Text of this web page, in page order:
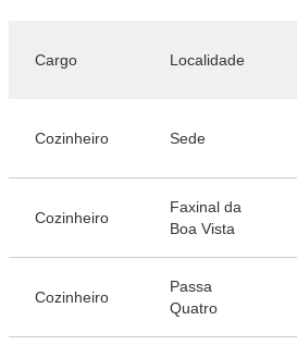
Cargo Localidade
Cozinheiro Sede
Cozinheiro
Faxinal da
Boa Vista
Cozinheiro
Passa
Quatro